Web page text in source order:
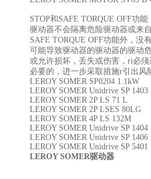
STOP和SAFE TORQUE OFF功能
驱动器不会隔离危险驱动器或来
SAFE TORQUE OFF功能外，
可能导致驱动器的驱动器的驱动
或允许损坏，丢失或伤害，ri必
必要的，进一步采取措施r引出风
LEROY SOMER SP0204 1.1kW
LEROY SOMER Unidrive SP 1403
LEROY SOMER 2P LS 71 L
LEROY SOMER 2P LSES 80LG
LEROY SOMER 4P LS 132M
LEROY SOMER Unidrive SP 1404
LEROY SOMER Unidrive SP 1406
LEROY SOMER Unidrive SP 5401
LEROY SOMER驱动器